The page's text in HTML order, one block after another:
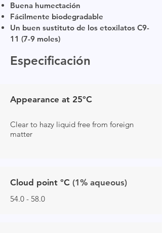
Buena humectación
Fácilmente biodegradable
Un buen sustituto de los etoxilatos C9-
11 (7-9 moles)
Especificación
Appearance at 25°C
Clear to hazy liquid free from foreign
matter
Cloud point °C (1% aqueous)
54.0 - 58.0